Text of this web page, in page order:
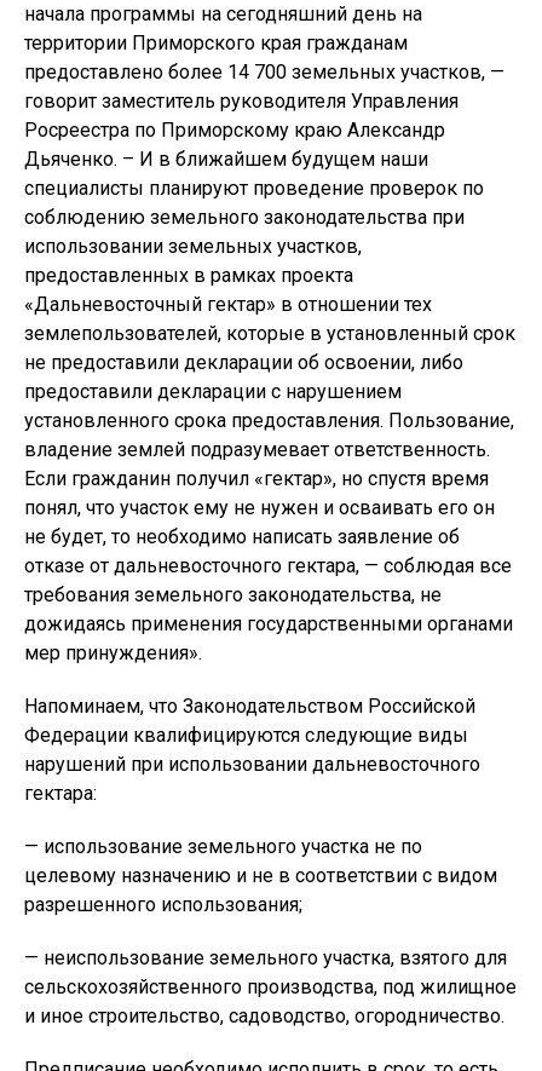
начала программы на сегодняшний день на
территории Приморского края гражданам
предоставлено более 14 700 земельных участков, —
говорит заместитель руководителя Управления
Росреестра по Приморскому краю Александр
Дьяченко. – И в ближайшем будущем наши
специалисты планируют проведение проверок по
соблюдению земельного законодательства при
использовании земельных участков,
предоставленных в рамках проекта
«Дальневосточный гектар» в отношении тех
землепользователей, которые в установленный срок
не предоставили декларации об освоении, либо
предоставили декларации с нарушением
установленного срока предоставления. Пользование,
владение землей подразумевает ответственность.
Если гражданин получил «гектар», но спустя время
понял, что участок ему не нужен и осваивать его он
не будет, то необходимо написать заявление об
отказе от дальневосточного гектара, — соблюдая все
требования земельного законодательства, не
дожидаясь применения государственными органами
мер принуждения».
Напоминаем, что Законодательством Российской
Федерации квалифицируются следующие виды
нарушений при использовании дальневосточного
гектара:
— использование земельного участка не по
целевому назначению и не в соответствии с видом
разрешенного использования;
— неиспользование земельного участка, взятого для
сельскохозяйственного производства, под жилищное
и иное строительство, садоводство, огородничество.